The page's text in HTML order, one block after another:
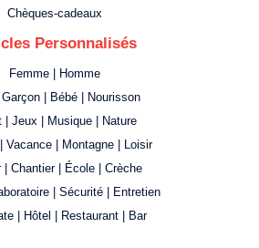
Chèques-cadeaux
Personnalisés
Femme | Homme
Garçon | Bébé | Nourisson
| Jeux | Musique | Nature
Vacance | Montagne | Loisir
| Chantier | École | Crèche
| Sécurité | Entretien
| Hôtel | Restaurant | Bar